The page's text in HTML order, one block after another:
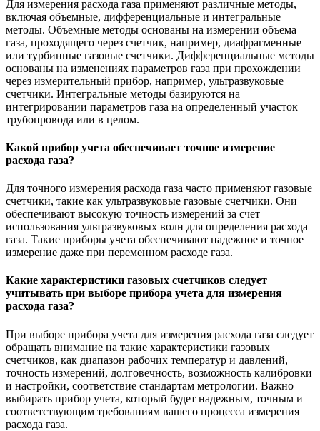
Для измерения расхода газа применяют различные методы,
включая объемные, дифференциальные и интегральные
методы. Объемные методы основаны на измерении объема
газа, проходящего через счетчик, например, диафрагменные
или турбинные газовые счетчики. Дифференциальные методы
основаны на изменениях параметров газа при прохождении
через измерительный прибор, например, ультразвуковые
счетчики. Интегральные методы базируются на
интегрировании параметров газа на определенный участок
трубопровода или в целом.
Какой прибор учета обеспечивает точное измерение
расхода газа?
Для точного измерения расхода газа часто применяют газовые
счетчики, такие как ультразвуковые газовые счетчики. Они
обеспечивают высокую точность измерений за счет
использования ультразвуковых волн для определения расхода
газа. Такие приборы учета обеспечивают надежное и точное
измерение даже при переменном расходе газа.
Какие характеристики газовых счетчиков следует
учитывать при выборе прибора учета для измерения
расхода газа?
При выборе прибора учета для измерения расхода газа следует
обращать внимание на такие характеристики газовых
счетчиков, как диапазон рабочих температур и давлений,
точность измерений, долговечность, возможность калибровки
и настройки, соответствие стандартам метрологии. Важно
выбирать прибор учета, который будет надежным, точным и
соответствующим требованиям вашего процесса измерения
расхода газа.